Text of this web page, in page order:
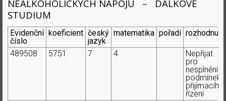
NEALKOHOLICKÝCH NÁPOJŮ – DÁLKOVÉ
STUDIUM
Evidenční
číslo
koeficient český
jazyk
matematika pořadí rozhodnutí
489508 5751 7 4
Nepřijat
pro
nesplnění
podmínek
přijímacího
řízení